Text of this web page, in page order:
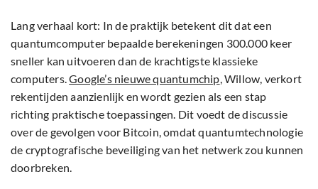
Lang verhaal kort: In de praktijk betekent dit dat een
quantumcomputer bepaalde berekeningen 300.000 keer
sneller kan uitvoeren dan de krachtigste klassieke
computers.Google’s nieuwe quantumchip, Willow, verkort
rekentijden aanzienlijk en wordt gezien als een stap
richting praktische toepassingen. Dit voedt de discussie
over de gevolgen voor Bitcoin, omdat quantumtechnologie
de cryptografische beveiliging van het netwerk zou kunnen
doorbreken.